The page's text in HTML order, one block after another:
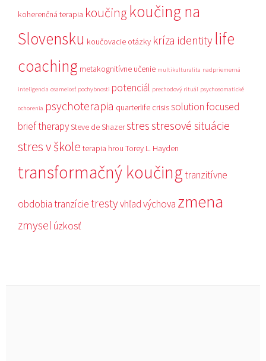
koherenčná terapia koučing koučing na
Slovensku koučovacie otázky kríza identity life
coaching metakognitívne učenie multikulturalita nadpriemerná
inteligencia osamelosť pochybnosti potenciál prechodový rituál psychosomatické
ochorenia psychoterapia quarterlife crisissolution focused
brief therapySteve de Shazerstresstresové situácie
stres v škole terapia hrou Torey L. Hayden
transformačný koučingtranzitívne
obdobiatranzícietrestyvhľadvýchova zmena
zmysel úzkosť